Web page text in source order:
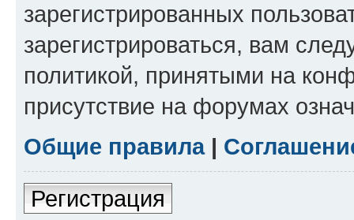
зарегистрированных
зарегистрироваться, вам
политикой, принятыми на
присутствие на форумах
Общие правила|
Регистрация